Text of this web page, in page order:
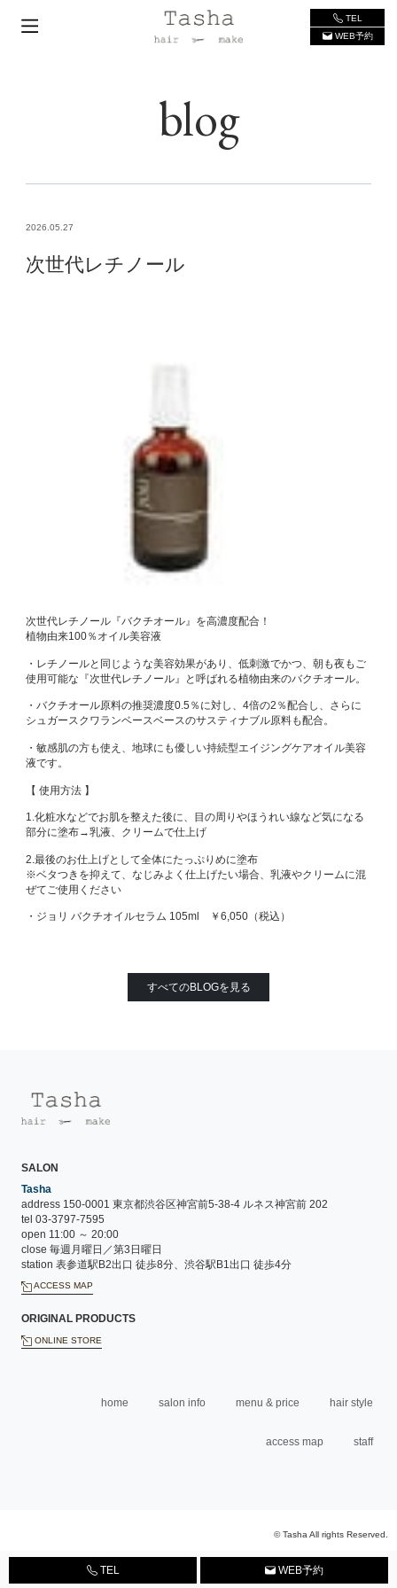
TEL
WEB予約
blog
2026.05.27
次世代レチノール
次世代レチノール『バクチオール』を高濃度配合！
植物由来100％オイル美容液
・レチノールと同じような美容効果があり、低刺激でかつ、朝も夜もご
使用可能な『次世代レチノール』と呼ばれる植物由来のバクチオール。
・バクチオール原料の推奨濃度0.5％に対し、4倍の2％配合し、さらに
シュガースクワランベースベースのサスティナブル原料も配合。
・敏感肌の方も使え、地球にも優しい持続型エイジングケアオイル美容
液です。
【 使用方法 】
1.化粧水などでお肌を整えた後に、目の周りやほうれい線など気になる
部分に塗布→乳液、クリームで仕上げ
2.最後のお仕上げとして全体にたっぷりめに塗布
※ベタつきを抑えて、なじみよく仕上げたい場合、乳液やクリームに混
ぜてご使用ください
・ジョリ バクチオイルセラム 105ml ￥6,050（税込）
すべてのBLOGを見る
TEL WEB予約
SALON
Tasha
address 150-0001 東京都渋谷区神宮前5-38-4 ルネス神宮前 202
tel 03-3797-7595
open 11:00 ～ 20:00
close 毎週月曜日／第3日曜日
station 表参道駅B2出口 徒歩8分、渋谷駅B1出口 徒歩4分
ACCESS MAP
ORIGINAL PRODUCTS
ONLINE STORE
home salon info menu & price hair style
access map staff
© Tasha All rights Reserved.